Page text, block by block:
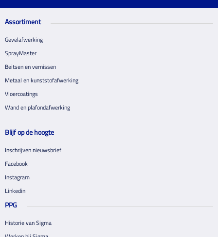
Assortiment
Gevelafwerking
SprayMaster
Beitsen en vernissen
Metaal en kunststofafwerking
Vloercoatings
Wand en plafondafwerking
Blijf op de hoogte
Inschrijven nieuwsbrief
Facebook
Instagram
Linkedin
PPG
Historie van Sigma